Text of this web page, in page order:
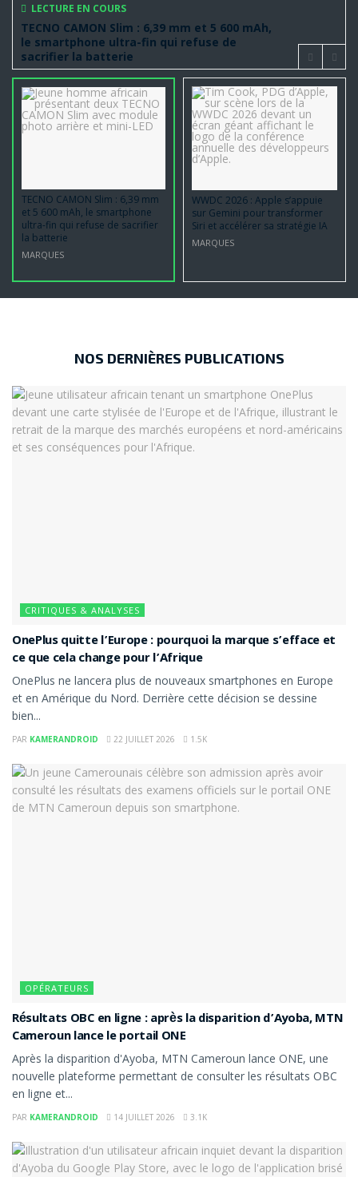
LECTURE EN COURS
TECNO CAMON Slim : 6,39 mm et 5 600 mAh,
le smartphone ultra-fin qui refuse de
sacrifier la batterie
TECNO CAMON Slim : 6,39 mm
et 5 600 mAh, le smartphone
ultra-fin qui refuse de sacrifier
la batterie
MARQUES
WWDC 2026 : Apple s’appuie
sur Gemini pour transformer
Siri et accélérer sa stratégie IA
MARQUES
NOS DERNIÈRES PUBLICATIONS
CRITIQUES & ANALYSES
OnePlus quitte l’Europe : pourquoi la marque s’efface et
ce que cela change pour l’Afrique
OnePlus ne lancera plus de nouveaux smartphones en Europe
et en Amérique du Nord. Derrière cette décision se dessine
bien...
PAR KAMERANDROID 22 JUILLET 2026 1.5K
OPÉRATEURS
Résultats OBC en ligne : après la disparition d’Ayoba, MTN
Cameroun lance le portail ONE
Après la disparition d'Ayoba, MTN Cameroun lance ONE, une
nouvelle plateforme permettant de consulter les résultats OBC
en ligne et...
PAR KAMERANDROID 14 JUILLET 2026 3.1K